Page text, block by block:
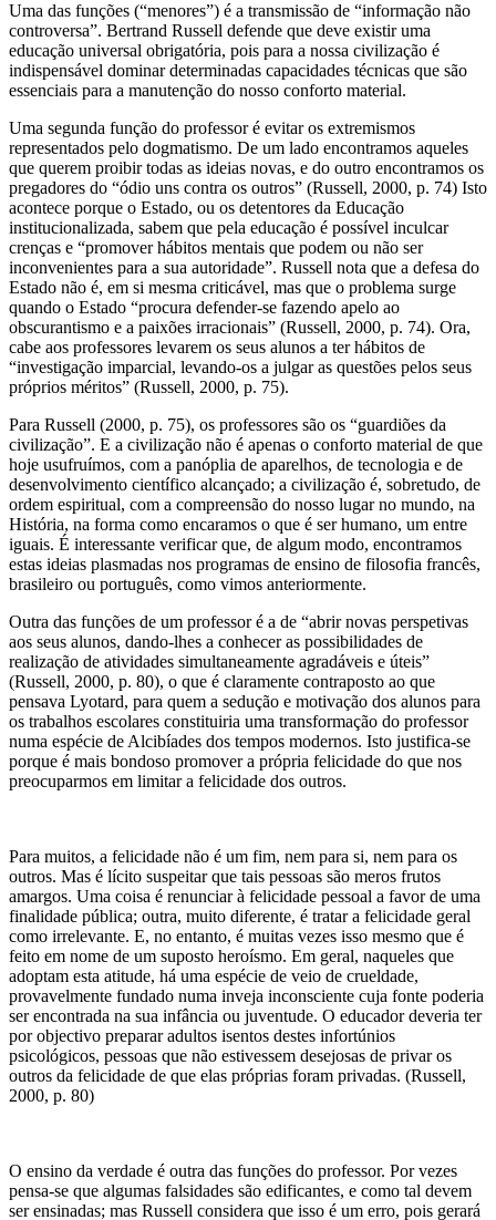
Uma das funções (“menores”) é a transmissão de “informação não
controversa”. Bertrand Russell defende que deve existir uma
educação universal obrigatória, pois para a nossa civilização é
indispensável dominar determinadas capacidades técnicas que são
essenciais para a manutenção do nosso conforto material.
Uma segunda função do professor é evitar os extremismos
representados pelo dogmatismo. De um lado encontramos aqueles
que querem proibir todas as ideias novas, e do outro encontramos os
pregadores do “ódio uns contra os outros” (Russell, 2000, p. 74) Isto
acontece porque o Estado, ou os detentores da Educação
institucionalizada, sabem que pela educação é possível inculcar
crenças e “promover hábitos mentais que podem ou não ser
inconvenientes para a sua autoridade”. Russell nota que a defesa do
Estado não é, em si mesma criticável, mas que o problema surge
quando o Estado “procura defender-se fazendo apelo ao
obscurantismo e a paixões irracionais” (Russell, 2000, p. 74). Ora,
cabe aos professores levarem os seus alunos a ter hábitos de
“investigação imparcial, levando-os a julgar as questões pelos seus
próprios méritos” (Russell, 2000, p. 75).
Para Russell (2000, p. 75), os professores são os “guardiões da
civilização”. E a civilização não é apenas o conforto material de que
hoje usufruímos, com a panóplia de aparelhos, de tecnologia e de
desenvolvimento científico alcançado; a civilização é, sobretudo, de
ordem espiritual, com a compreensão do nosso lugar no mundo, na
História, na forma como encaramos o que é ser humano, um entre
iguais. É interessante verificar que, de algum modo, encontramos
estas ideias plasmadas nos programas de ensino de filosofia francês,
brasileiro ou português, como vimos anteriormente.
Outra das funções de um professor é a de “abrir novas perspetivas
aos seus alunos, dando-lhes a conhecer as possibilidades de
realização de atividades simultaneamente agradáveis e úteis”
(Russell, 2000, p. 80), o que é claramente contraposto ao que
pensava Lyotard, para quem a sedução e motivação dos alunos para
os trabalhos escolares constituiria uma transformação do professor
numa espécie de Alcibíades dos tempos modernos. Isto justifica-se
porque é mais bondoso promover a própria felicidade do que nos
preocuparmos em limitar a felicidade dos outros.
Para muitos, a felicidade não é um fim, nem para si, nem para os
outros. Mas é lícito suspeitar que tais pessoas são meros frutos
amargos. Uma coisa é renunciar à felicidade pessoal a favor de uma
finalidade pública; outra, muito diferente, é tratar a felicidade geral
como irrelevante. E, no entanto, é muitas vezes isso mesmo que é
feito em nome de um suposto heroísmo. Em geral, naqueles que
adoptam esta atitude, há uma espécie de veio de crueldade,
provavelmente fundado numa inveja inconsciente cuja fonte poderia
ser encontrada na sua infância ou juventude. O educador deveria ter
por objectivo preparar adultos isentos destes infortúnios
psicológicos, pessoas que não estivessem desejosas de privar os
outros da felicidade de que elas próprias foram privadas. (Russell,
2000, p. 80)
O ensino da verdade é outra das funções do professor. Por vezes
pensa-se que algumas falsidades são edificantes, e como tal devem
ser ensinadas; mas Russell considera que isso é um erro, pois gerará